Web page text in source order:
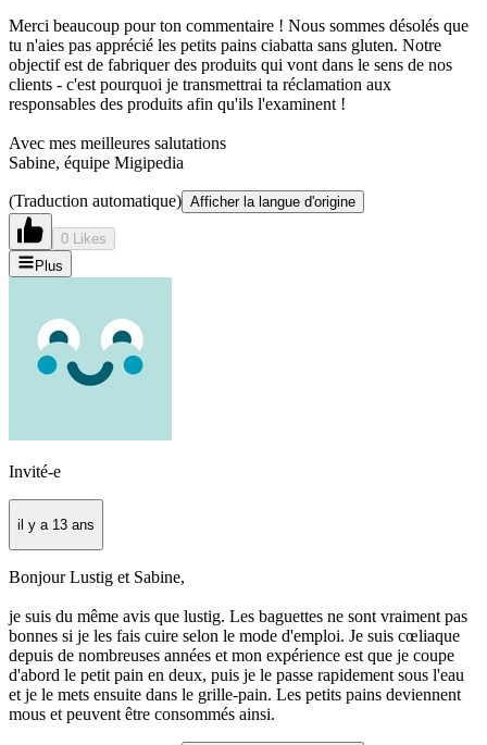
Merci beaucoup pour ton commentaire ! Nous sommes désolés que
tu n'aies pas apprécié les petits pains ciabatta sans gluten. Notre
objectif est de fabriquer des produits qui vont dans le sens de nos
clients - c'est pourquoi je transmettrai ta réclamation aux
responsables des produits afin qu'ils l'examinent !
Avec mes meilleures salutations
Sabine, équipe Migipedia
(Traduction automatique) Afficher la langue d'origine
0 Likes
Plus
Invité-e
il y a 13 ans
Bonjour Lustig et Sabine,
je suis du même avis que lustig. Les baguettes ne sont vraiment pas
bonnes si je les fais cuire selon le mode d'emploi. Je suis cœliaque
depuis de nombreuses années et mon expérience est que je coupe
d'abord le petit pain en deux, puis je le passe rapidement sous l'eau
et je le mets ensuite dans le grille-pain. Les petits pains deviennent
mous et peuvent être consommés ainsi.